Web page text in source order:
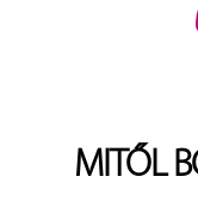
MITŐL